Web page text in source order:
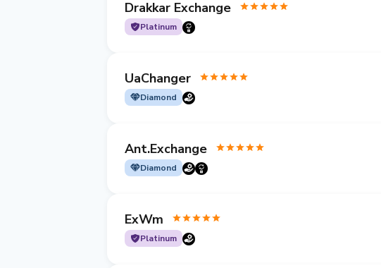
Drakkar Exchange
Platinum
UaChanger
Diamond
Ant.Exchange
Diamond
ExWm
Platinum